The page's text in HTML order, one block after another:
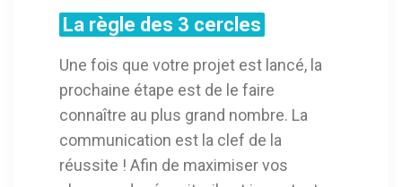
La règle des 3 cercles
Une fois que votre projet est lancé, la
prochaine étape est de le faire
connaître au plus grand nombre. La
communication est la clef de la
réussite ! Afin de maximiser vos